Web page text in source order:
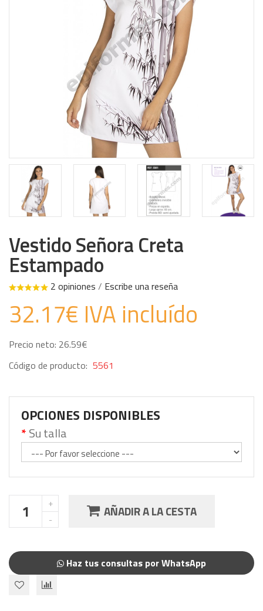
Vestido Señora Creta
Estampado
2 opiniones / Escribe una reseña
32.17€ IVA incluído
Precio neto: 26.59€
Código de producto: 5561
OPCIONES DISPONIBLES
Su talla
AÑADIR A LA CESTA
Haz tus consultas por WhatsApp